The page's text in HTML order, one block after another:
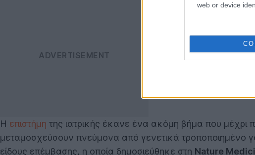
web or device
Η επιστήμη της ιατρικής έκανε ένα ακόμη βήμα που μέχρι
μεταμοσχεύσουν πνεύμονα από γενετικά τροποποιημένο
είδους επέμβασης, η οποία δημοσιεύθηκε στη Nature